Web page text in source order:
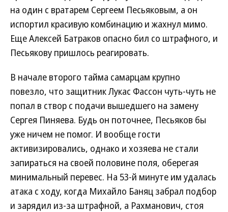
на один с вратарем Сергеем Песьяковым, а он
испортил красивую комбинацию и жахнул мимо.
Еще Алексей Батраков опасно бил со штрафного, и
Песьякову пришлось реагировать.
В начале второго тайма самарцам крупно
повезло, что защитник Лукас Фассон чуть-чуть не
попал в створ с подачи вышедшего на замену
Сергея Пиняева. Будь он поточнее, Песьяков бы
уже ничем не помог. И вообще гости
активизировались, однако и хозяева не стали
запираться на своей половине поля, оберегая
минимальный перевес. На 53-й минуте им удалась
атака с ходу, когда Михайло Баняц забрал подбор
и зарядил из-за штрафной, а Рахманович, стоя